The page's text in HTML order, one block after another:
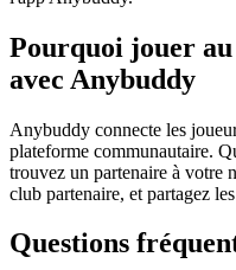
Pourquoi jouer
avec Anybuddy
Anybuddy connecte les
plateforme communautaire.
trouvez un partenaire à votre
club partenaire, et partagez
Questions